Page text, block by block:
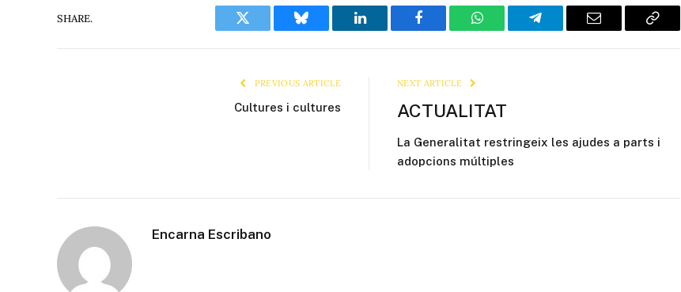
SHARE.
Twitter Bluesky LinkedIn Facebook WhatsAppTelegram Email
Copy
PREVIOUS ARTICLE
Cultures i cultures
NEXT ARTICLE
ACTUALITAT
La Generalitat restringeix les ajudes a parts i
adopcions múltiples
Encarna Escribano